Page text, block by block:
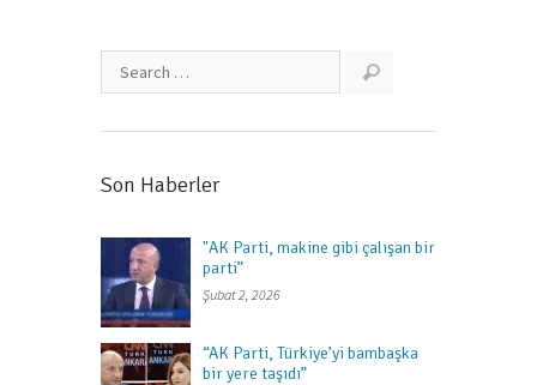
Son Haberler
"AK Parti, makine gibi çalışan bir
parti”
Şubat 2, 2026
“AK Parti, Türkiye’yi bambaşka
bir yere taşıdı”